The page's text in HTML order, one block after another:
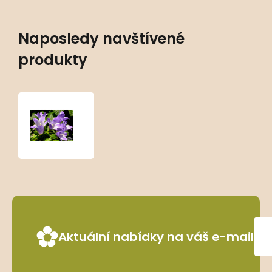
Naposledy navštívené
produkty
Aktuální nabídky na váš e-mail